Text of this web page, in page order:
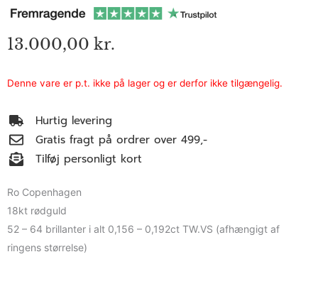
13.000,00 kr.
Denne vare er p.t. ikke på lager og er derfor ikke tilgængelig.
Hurtig levering
Gratis fragt på ordrer over 499,-
Tilføj personligt kort
Ro Copenhagen
18kt rødguld
52 – 64 brillanter i alt 0,156 – 0,192ct TW.VS (afhængigt af
ringens størrelse)